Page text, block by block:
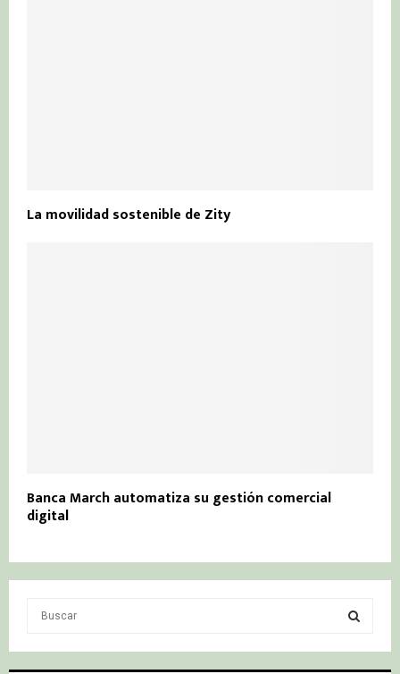
La movilidad sostenible de Zity
Banca March automatiza su gestión comercial
digital
S